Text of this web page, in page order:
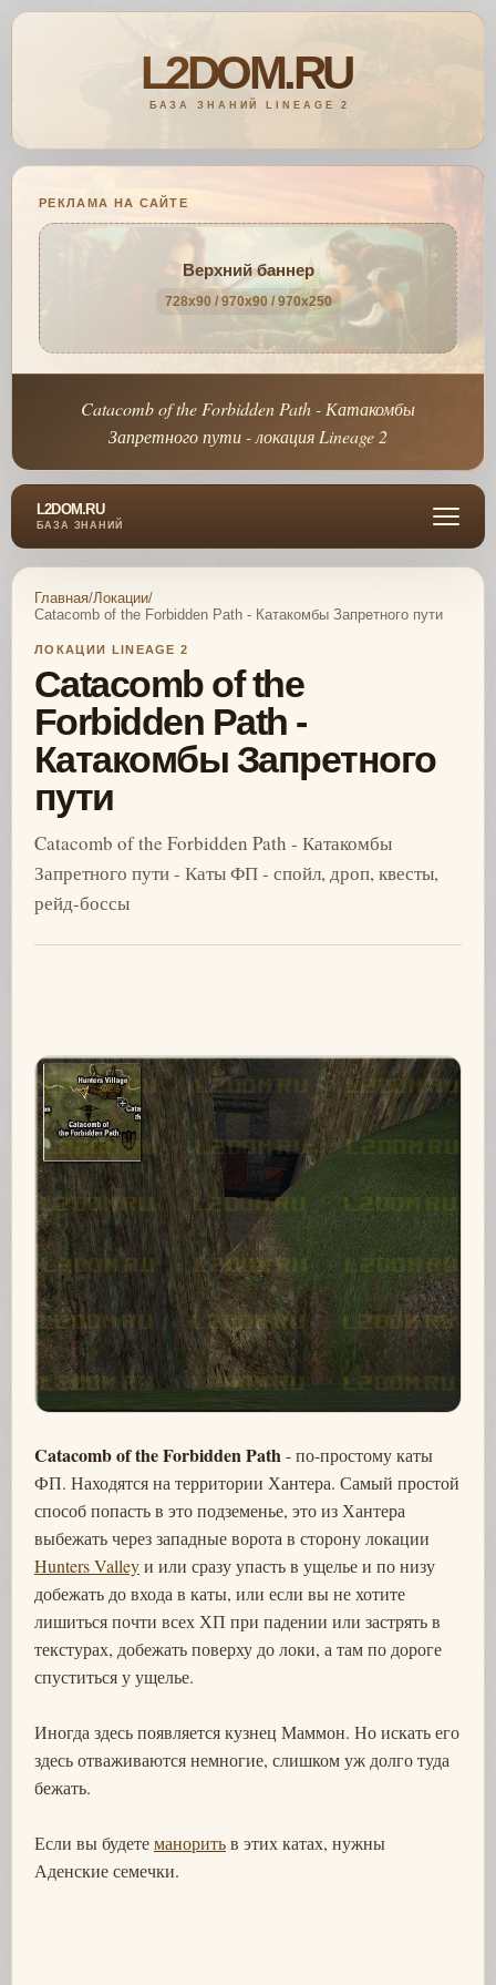
РЕКЛАМА НА САЙТЕ
Верхний баннер
728x90 / 970x90 / 970x250
Catacomb of the Forbidden Path - Катакомбы
Запретного пути - локация Lineage 2
L2DOM.RU
БАЗА ЗНАНИЙ
Главная/Локации/
Catacomb of the Forbidden Path - Катакомбы Запретного пути
ЛОКАЦИИ LINEAGE 2
Catacomb of the
Forbidden Path -
Катакомбы Запретного
пути
Catacomb of the Forbidden Path - Катакомбы
Запретного пути - Каты ФП - спойл, дроп, квесты,
рейд-боссы
Catacomb of the Forbidden Path- по-простому каты
ФП. Находятся на территории Хантера. Самый простой
способ попасть в это подземенье, это из Хантера
выбежать через западные ворота в сторону локации
Hunters Valleyи или сразу упасть в ущелье и по низу
добежать до входа в каты, или если вы не хотите
лишиться почти всех ХП при падении или застрять в
текстурах, добежать поверху до локи, а там по дороге
спуститься у ущелье.
Иногда здесь появляется кузнец Маммон. Но искать его
здесь отваживаются немногие, слишком уж долго туда
бежать.
Если вы будетеманоритьв этих катах, нужны
Аденские семечки.